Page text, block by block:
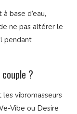
base d’eau,
ne pas altérer le
pendant
?
vibromasseurs
Vibe ou Desire